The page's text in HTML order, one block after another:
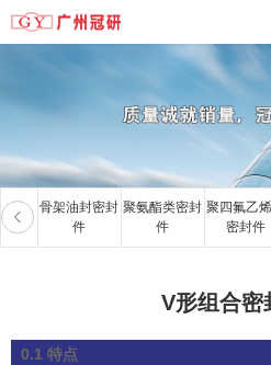
骨架油封密封
件
聚氨酯类密封
件
聚四氟乙
密封件
V形组合密
0.1 特点